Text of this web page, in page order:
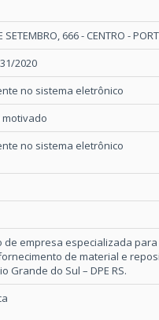
SETEMBRO, 666 - CENTRO -
2020
no sistema eletrônico
no sistema eletrônico
de empresa especializada
de material e
Grande do Sul – DPE RS.